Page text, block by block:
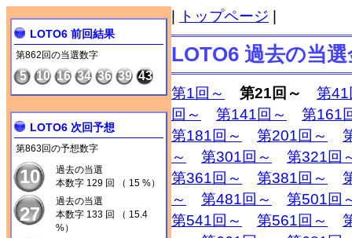
LOTO6 前回結果
第862回の当選数字
5 10 16 34 36 39 43
LOTO6 次回予想
第863回の予想数字
10
過去の当選
本数字 129 回 （ 15 %）
27
過去の当選
本数字 133 回 （ 15.4
%）
トップページ
LOTO6 過去の当選
第1回～ 第21回～
第41
回～
第141回～
第161
第181回～
第201回～
～
第301回～
第321回
第361回～
第381回～
～
第481回～
第501回
第541回～
第561回～